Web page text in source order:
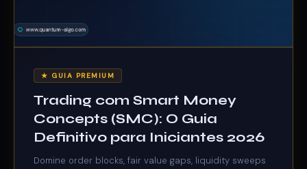
★ GUIA PREMIUM
Trading com Smart Money
Concepts (SMC): O Guia
Definitivo para Iniciantes 2026
Domine order blocks, fair value gaps, liquidity sweeps